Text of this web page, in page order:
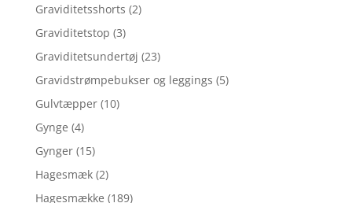
Graviditetsshorts (2)
Graviditetstop (3)
Graviditetsundertøj (23)
Gravidstrømpebukser og leggings (5)
Gulvtæpper (10)
Gynge (4)
Gynger (15)
Hagesmæk (2)
Hagesmække (189)